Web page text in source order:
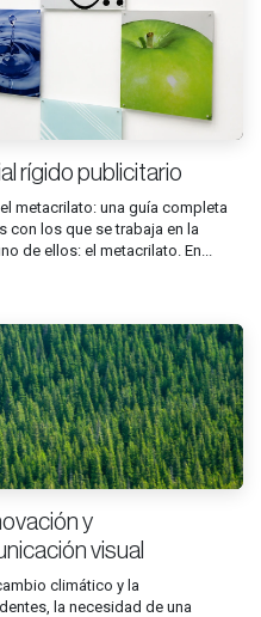
rígido publicitario
metacrilato: una guía completa
con los que se trabaja en la
de ellos: el metacrilato. En...
y
visual
climático y la
la necesidad de una